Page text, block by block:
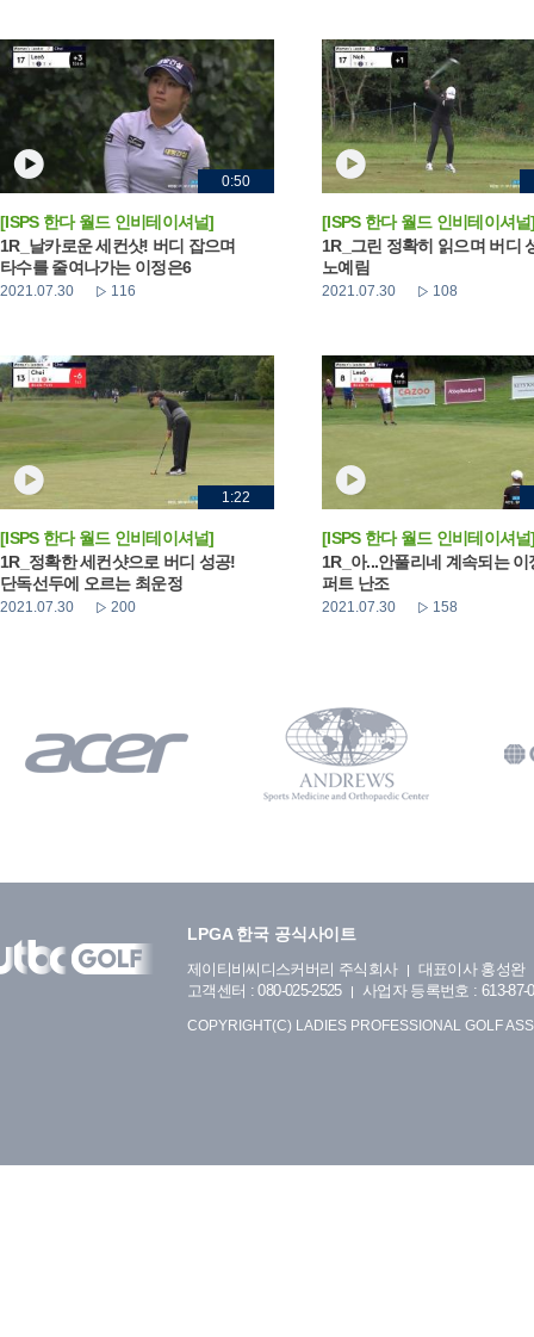
0:50
[ISPS 한다 월드 인비테이셔널]
1R_날카로운 세컨샷! 버디 잡으며
타수를 줄여나가는 이정은6
2021.07.30 116
[ISPS 한다 월드 인비테이셔
1R_그린 정확히 읽으며 버디
노예림
2021.07.30 108
1:22
[ISPS 한다 월드 인비테이셔널]
1R_정확한 세컨샷으로 버디 성공!
단독선두에 오르는 최운정
2021.07.30 200
[ISPS 한다 월드 인비테이셔
1R_아...안풀리네 계속되는 이
퍼트 난조
2021.07.30 158
LPGA 한국 공식사이트
제이티비씨디스커버리 주식회사
대표이사 홍성완
고객센터 : 080-025-2525
사업자 등록번호 : 613-87-
COPYRIGHT(C) LADIES PROFESSIONAL GOLF